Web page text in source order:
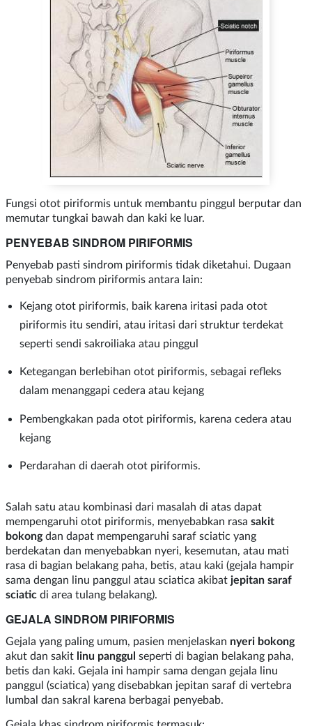
Fungsi otot piriformis untuk membantu pinggul berputar dan
memutar tungkai bawah dan kaki ke luar.
PENYEBAB SINDROM PIRIFORMIS
Penyebab pasti sindrom piriformis tidak diketahui. Dugaan
penyebab sindrom piriformis antara lain:
Kejang otot piriformis, baik karena iritasi pada otot
piriformis itu sendiri, atau iritasi dari struktur terdekat
seperti sendi sakroiliaka atau pinggul
Ketegangan berlebihan otot piriformis, sebagai refleks
dalam menanggapi cedera atau kejang
Pembengkakan pada otot piriformis, karena cedera atau
kejang
Perdarahan di daerah otot piriformis.
Salah satu atau kombinasi dari masalah di atas dapat
mempengaruhi otot piriformis, menyebabkan rasa sakit
bokongdan dapat mempengaruhi saraf sciatic yang
berdekatan dan menyebabkan nyeri, kesemutan, atau mati
rasa di bagian belakang paha, betis, atau kaki (gejala hampir
sama dengan linu panggul atau sciatica akibat jepitan saraf
sciaticdi area tulang belakang).
GEJALA SINDROM PIRIFORMIS
Gejala yang paling umum, pasien menjelaskan nyeri bokong
akut dan sakit linu panggul seperti di bagian belakang paha,
betis dan kaki. Gejala ini hampir sama dengan gejala linu
panggul (sciatica) yang disebabkan jepitan saraf di vertebra
lumbal dan sakral karena berbagai penyebab.